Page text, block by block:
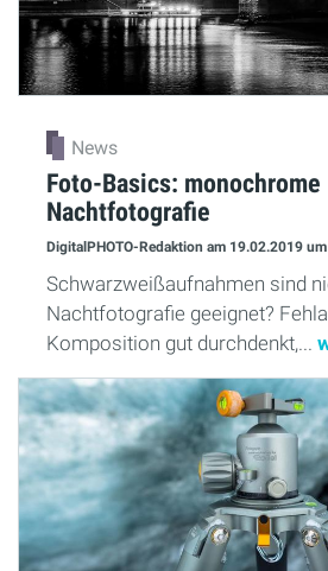
News
Foto-Basics: monochrome
Nachtfotografie
DigitalPHOTO-Redaktion am 19.02.2019
Schwarzweißaufnahmen sind
Nachtfotografie geeignet?
Komposition gut durchdenkt,...